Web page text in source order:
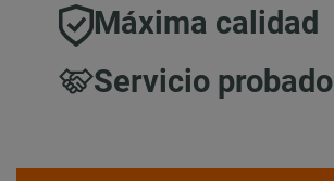
Máxima calidad
Servicio probado